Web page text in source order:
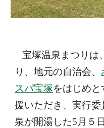
宝塚温泉まつりは
り、地元の自治会、
スパ宝塚をはじめと
援いただき、実行
泉が開湯した5月５